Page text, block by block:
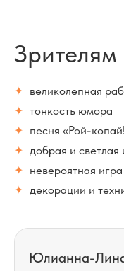
Зрителям
✦ великолепная
✦ тонкость юмора
✦ песня «Рой-
✦ добрая и светлая
✦ невероятная
✦ декорации и
Юлианна-